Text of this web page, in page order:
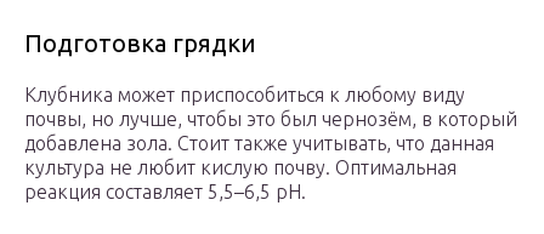
Подготовка грядки
Клубника может приспособиться к любому виду
почвы, но лучше, чтобы это был чернозём, в который
добавлена зола. Стоит также учитывать, что данная
культура не любит кислую почву. Оптимальная
реакция составляет 5,5–6,5 pH.